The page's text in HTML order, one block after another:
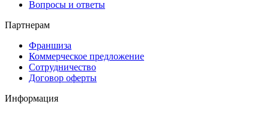
Вопросы и ответы
Партнерам
Франшиза
Коммерческое предложение
Сотрудничество
Договор оферты
Информация